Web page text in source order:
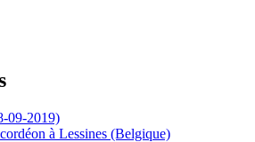
09-2019)
à Lessines (Belgique)